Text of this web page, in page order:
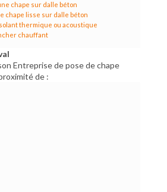
chape sur dalle béton
chape lisse sur dalle béton
thermique ou acoustique
chauffant
Entreprise de pose de chape
de :